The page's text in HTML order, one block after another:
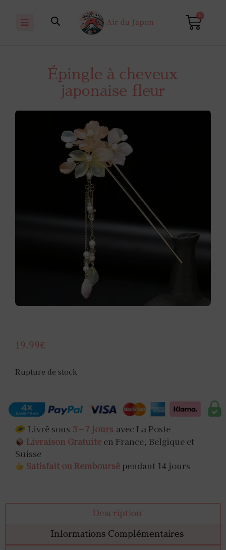
0
Épingle à cheveux
japonaise fleur
19.99€
Rupture de stock
Livré sous 3 – 7 jours avec La Poste
Livraison Gratuite en France, Belgique et
Suisse
Satisfait ou Remboursé pendant 14 jours
Description
Informations Complémentaires